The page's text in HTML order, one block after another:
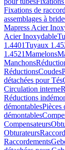
Fixations de
assemblages à bride
Mapress Acier
Acier Inoxydable
1.4401Tuyaux
1.4521Mamelons
Manchons
RéductionsCoudes
détachées pour Tés
Circulation interne
Réductions
démontablesPièces
démontables
Compensateurs
Obturateurs
Raccordements